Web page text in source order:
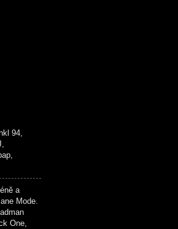
94,
a
Mode.
One,